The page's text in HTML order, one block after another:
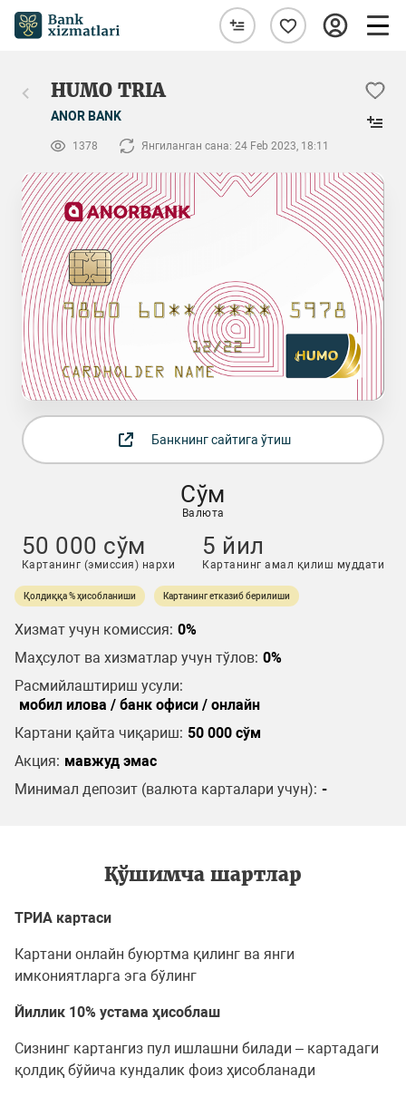
HUMO TRIA
ANOR BANK
1378 Янгиланган сана: 24 Feb 2023, 18:11
Банкнинг сайтига ўтиш
Сўм
Валюта
50 000 cўм
Картанинг (эмиссия) нархи
5 йил
Картанинг амал қилиш муддати
Қолдиққа % ҳисобланиши Картанинг етказиб берилиши
Хизмат учун комиссия: 0%
Маҳсулот ва хизматлар учун тўлов: 0%
Расмийлаштириш усули:
мобил илова / банк офиси / онлайн
Картани қайта чиқариш: 50 000 cўм
Акция: мавжуд эмас
Минимал депозит (валюта карталари учун): -
Қўшимча шартлар
ТРИА картаси
Картани онлайн буюртма қилинг ва янги
имкониятларга эга бўлинг
Йиллик 10% устама ҳисоблаш
Сизнинг картангиз пул ишлашни билади – картадаги
қолдиқ бўйича кундалик фоиз ҳисобланади